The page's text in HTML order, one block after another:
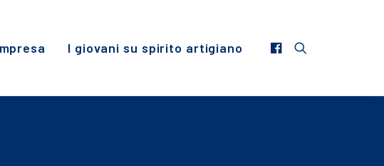
I giovani su spirito artigiano